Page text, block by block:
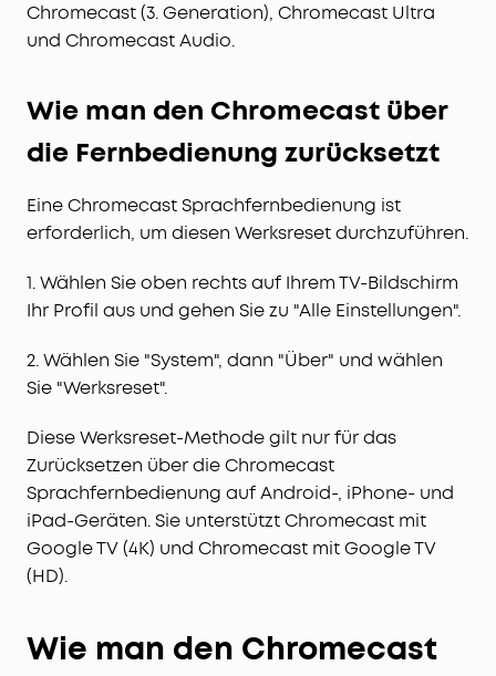
Chromecast (3. Generation), Chromecast Ultra
und Chromecast Audio.
Wie man den Chromecast über
die Fernbedienung zurücksetzt
Eine Chromecast Sprachfernbedienung ist
erforderlich, um diesen Werksreset durchzuführen.
1. Wählen Sie oben rechts auf Ihrem TV-Bildschirm
Ihr Profil aus und gehen Sie zu "Alle Einstellungen".
2. Wählen Sie "System", dann "Über" und wählen
Sie "Werksreset".
Diese Werksreset-Methode gilt nur für das
Zurücksetzen über die Chromecast
Sprachfernbedienung auf Android-, iPhone- und
iPad-Geräten. Sie unterstützt Chromecast mit
Google TV (4K) und Chromecast mit Google TV
(HD).
Wie man den Chromecast